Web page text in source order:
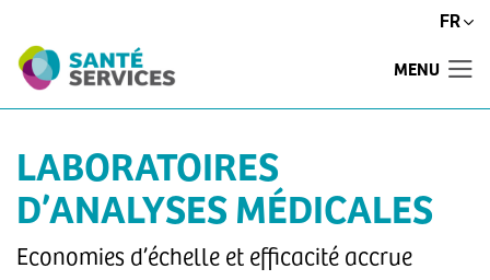
FR
MENU
LABORATOIRES
D’ANALYSES MÉDICALES
Economies d’échelle et efficacité accrue